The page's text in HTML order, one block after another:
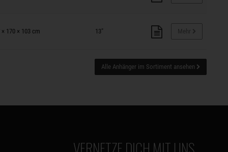
× 170 × 103 cm 13"
Alle Anhänger im Sortiment ansehen